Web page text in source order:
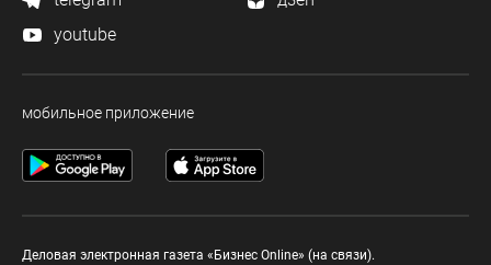
youtube
мобильное приложение
Деловая электронная газета «Бизнес Online» (на связи).